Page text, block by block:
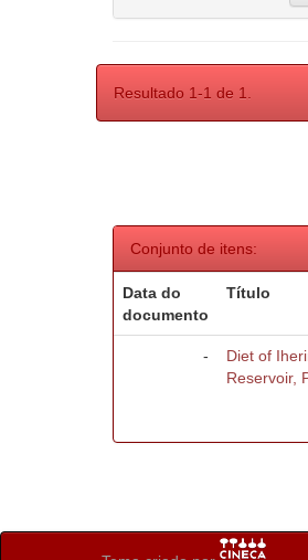
Resultado 1-1 de 1.
Conjunto de itens:
Data do
documento
Título
-
Diet of
Reservoir,